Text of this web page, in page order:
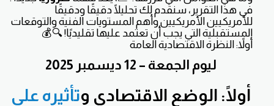
في هذا التقرير، سنقدم لك تحليلًا دقيقًا ودقيقًا
للأمريكيين الأمريكيين وأهم المستويات الفنية والتوقعات
المستقبلية التي يجب أن تعتمد عليها تقليديًا! 🔍💰
أولاً: النظرة الاقتصادية العامة
ليوم الجمعة – 12 ديسمبر 2025
أولًا: الوضع الاقتصادي وتأثيره على